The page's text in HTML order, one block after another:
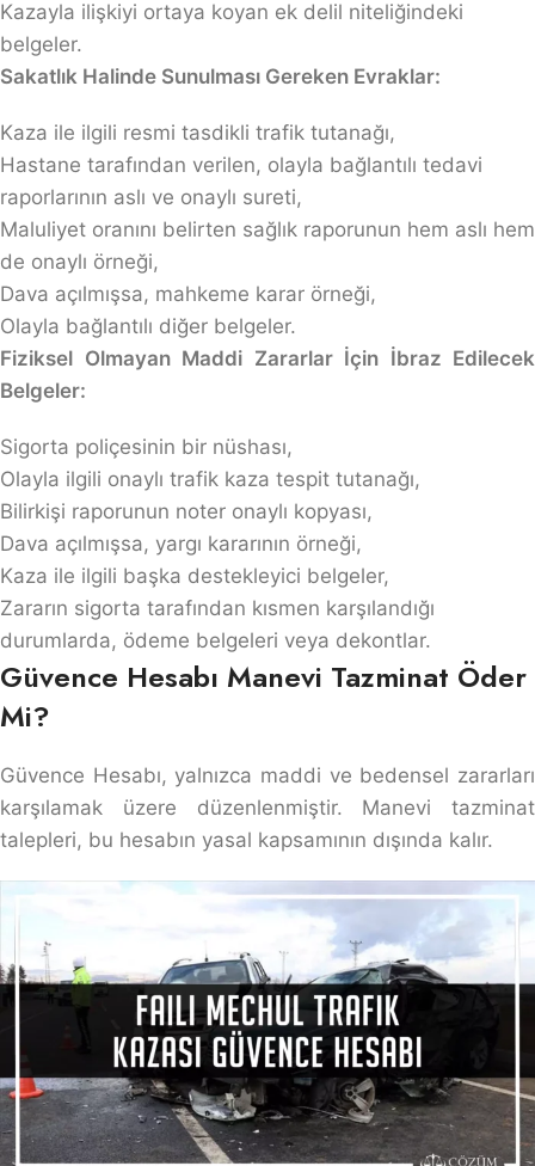
Kazayla ilişkiyi ortaya koyan ek delil niteliğindeki
belgeler.
Sakatlık Halinde Sunulması Gereken Evraklar:
Kaza ile ilgili resmi tasdikli trafik tutanağı,
Hastane tarafından verilen, olayla bağlantılı tedavi
raporlarının aslı ve onaylı sureti,
Maluliyet oranını belirten sağlık raporunun hem aslı hem
de onaylı örneği,
Dava açılmışsa, mahkeme karar örneği,
Olayla bağlantılı diğer belgeler.
Fiziksel Olmayan Maddi Zararlar İçin İbraz Edilecek
Belgeler:
Sigorta poliçesinin bir nüshası,
Olayla ilgili onaylı trafik kaza tespit tutanağı,
Bilirkişi raporunun noter onaylı kopyası,
Dava açılmışsa, yargı kararının örneği,
Kaza ile ilgili başka destekleyici belgeler,
Zararın sigorta tarafından kısmen karşılandığı
durumlarda, ödeme belgeleri veya dekontlar.
Güvence Hesabı Manevi Tazminat Öder
Mi?
Güvence Hesabı, yalnızca maddi ve bedensel zararları
karşılamak üzere düzenlenmiştir. Manevi tazminat
talepleri, bu hesabın yasal kapsamının dışında kalır.